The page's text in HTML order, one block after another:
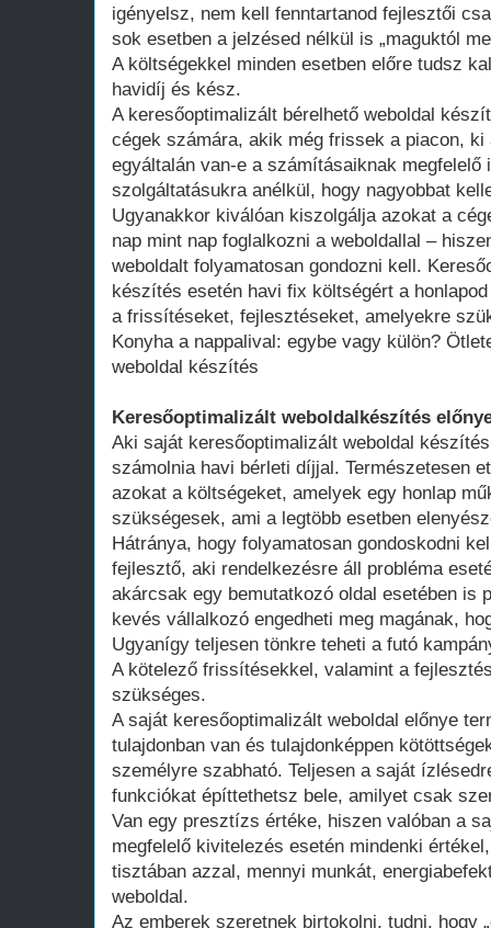
igényelsz, nem kell fenntartanod fejlesztői
sok esetben a jelzésed nélkül is „maguktól
A költségekkel minden esetben előre tudsz
havidíj és kész.
A keresőoptimalizált bérelhető weboldal
cégek számára, akik még frissek a piacon, ki
egyáltalán van-e a számításaiknak megfelelő
szolgáltatásukra anélkül, hogy nagyobbat
Ugyanakkor kiválóan kiszolgálja azokat a
nap mint nap foglalkozni a weboldallal –
weboldalt folyamatosan gondozni kell.
készítés esetén havi fix költségért a
a frissítéseket, fejlesztéseket, amelyekre
Konyha a nappalival: egybe vagy külön?
weboldal készítés
Keresőoptimalizált weboldalkészítés
Aki saját keresőoptimalizált weboldal
számolnia havi bérleti díjjal. Természetesen
azokat a költségeket, amelyek egy honlap
szükségesek, ami a legtöbb esetben
Hátránya, hogy folyamatosan gondoskodni
fejlesztő, aki rendelkezésre áll probléma
akárcsak egy bemutatkozó oldal esetében is
kevés vállalkozó engedheti meg magának,
Ugyanígy teljesen tönkre teheti a futó
A kötelező frissítésekkel, valamint a
szükséges.
A saját keresőoptimalizált weboldal előnye
tulajdonban van és tulajdonképpen
személyre szabható. Teljesen a saját
funkciókat építtethetsz bele, amilyet csak
Van egy presztízs értéke, hiszen valóban a
megfelelő kivitelezés esetén mindenki
tisztában azzal, mennyi munkát,
weboldal.
Az emberek szeretnek birtokolni, tudni, hogy